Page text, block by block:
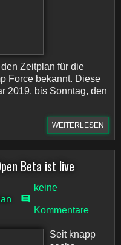
Zeitplan für die
Force bekannt. Diese
2019, bis Sonntag, den
WEITERLESEN
Beta ist live
keine
Kommentare
Seit knapp